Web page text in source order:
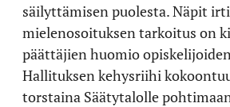
säilyttämisen puolesta. Näpit
mielenosoituksen tarkoitus on
päättäjien huomio
Hallituksen kehysriihi
torstaina Säätytalolle